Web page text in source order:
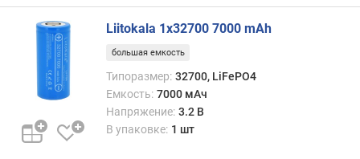
л
о
р
д
а
Liitokala 1x32700 7000 mAh
большая емкость
Типоразмер: 32700, LiFePO4
Емкость: 7000 мАч
Напряжение: 3.2 В
В упаковке: 1 шт